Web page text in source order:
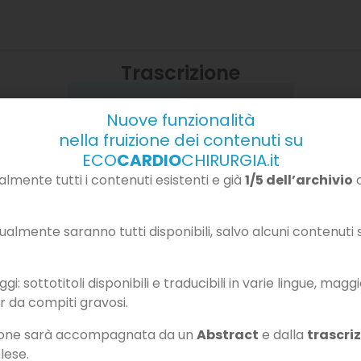
Trascrizione
(00:00:00)
e dell’età evolutiva del Policlinico Sant’Orsola di Bologna.
biventricolare, quali i supporti fisiopatologici e come può
troncoconali(00:00:24)
eterogenee che includono anomalie nel tratto di
il ventricolo destro a doppia uscita, il ventricolo
(00:00:51)
Nuove funzionalità
nella fruizione dei contenuti su
ECOCARDIOCHIRURGIA.it
tutti i contenuti esistenti e già 1/5 dell’archivio
saranno tutti disponibili, salvo alcuni contenuti
sottotitoli disponibili e traducibili in varie lingue,
da compiti gravosi.
sarà accompagnata da un Abstract e dalla